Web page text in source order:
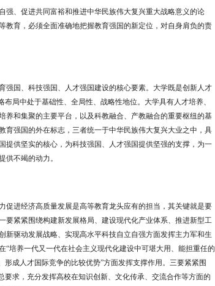
强、促进共同富裕和推进中华民族伟大复兴重大战略意义的论
育，必须全面准确地把握教育强国的新定位，对自身肩负的责
国、科技强国、人才强国建设的核心要素。大学既是创新人才
布局中处于基础性、全局性、战略性地位。大学具有人才培养、
和集聚的主要平台，以及科教融合、产教融合的重要枢纽的基
强国的外在标志，三者统一于中华民族伟大复兴大业之中，具
供坚实的核心，为科技强国、人才强国提供坚强的支撑，为一
供不竭的动力。
进经济高质量发展是高等教育龙头应有的担当，其关键就是要
紧紧围绕构建新发展格局、建设现代化产业体系、推进新型工
驱动发展战略、实现高水平科技自立自强方面发挥主力军和生
“培养一代又一代在社会主义现代化建设中可堪大用、能担重任的
形成人才国际竞争的比较优势”方面发挥支撑作用。三要紧紧围
要求，充分发挥高校在知识创新、文化传承、交流合作等方面的